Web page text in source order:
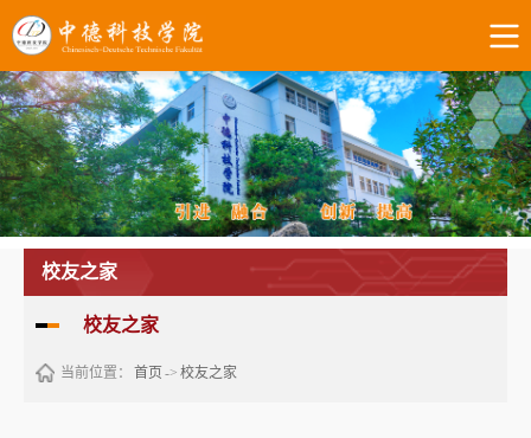
校友之家
校友之家
当前位置： 首页 -> 校友之家